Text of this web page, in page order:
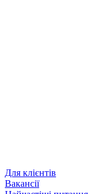
Для клієнтів
Вакансії